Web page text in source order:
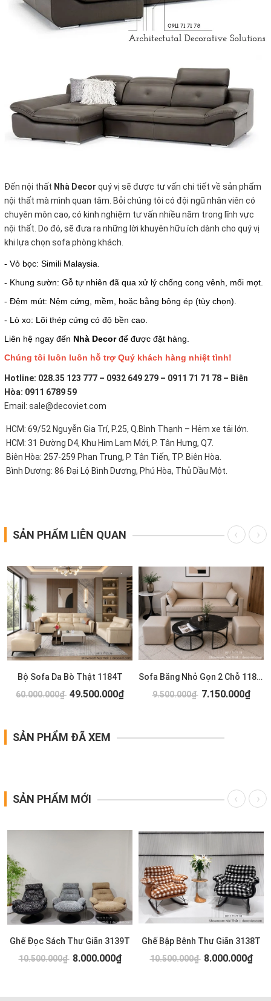
Đến nội thất Nhà Decor quý vị sẽ được tư vấn chi tiết về sản phẩm
nội thất mà mình quan tâm. Bỏi chúng tôi có đội ngũ nhân viên có
chuyên môn cao, có kinh nghiệm tư vấn nhiều năm trong lĩnh vực
nội thất. Do đó, sẽ đưa ra những lời khuyên hữu ích dành cho quý vị
khi lựa chọn sofa phòng khách.
- Vỏ bọc: Simili Malaysia.
- Khung sườn: Gỗ tự nhiên đã qua xử lý chống cong vênh, mối mọt.
- Đệm mút: Nệm cứng, mềm, hoặc bằng bông ép (tùy chọn).
- Lò xo: Lõi thép cứng có độ bền cao.
Liên hệ ngay đến Nhà Decorđể được đặt hàng.
Chúng tôi luôn luôn hỗ trợ Quý khách hàng nhiệt tình!
Hotline: 028.35 123 777 – 0932 649 279 – 0911 71 71 78 – Biên
Hòa: 0911 6789 59
Email: sale@decoviet.com
HCM: 69/52 Nguyễn Gia Trí, P.25, Q.Bình Thạnh – Hẻm xe tải lớn.
HCM: 31 Đường D4, Khu Him Lam Mới, P. Tân Hưng, Q7.
Biên Hòa: 257-259 Phan Trung, P. Tân Tiến, TP. Biên Hòa.
Bình Dương: 86 Đại Lộ Bình Dương, Phú Hòa, Thủ Dầu Một.
SẢN PHẨM LIÊN QUAN
Bộ Sofa Da Bò Thật 1184T
60.000.000₫ 49.500.000₫
Sofa Băng Nhỏ Gọn 2 Chỗ 1183T
9.500.000₫ 7.150.000₫
SẢN PHẨM ĐÃ XEM
SẢN PHẨM MỚI
Ghế Đọc Sách Thư Giãn 3139T
10.500.000₫ 8.000.000₫
Ghế Bập Bênh Thư Giãn 3138T
10.500.000₫ 8.000.000₫